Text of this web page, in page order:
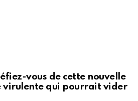
vous de cette nouvelle
virulente qui pourrait vider